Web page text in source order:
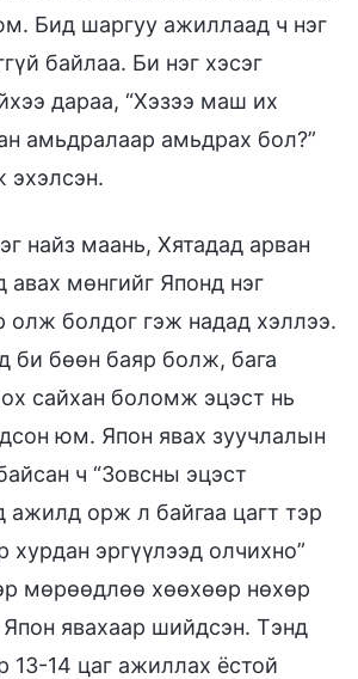
Бид шаргуу ажиллаад ч нэг
байлаа. Би нэг хэсэг
дараа, “Хэзээ маш их
амьдралаар амьдрах бол?”
эхэлсэн.
найз маань, Хятадад арван
мөнгийг Японд нэг
олж болдог гэж надад хэллээ.
би бөөн баяр болж, бага
сайхан боломж эцэст нь
юм. Япон явах зуучлалын
ч “Зовсны эцэст
ажилд орж л байгаа цагт тэр
хурдан эргүүлээд олчихно”
мөрөөдлөө хөөхөөр нөхөр
явахаар шийдсэн. Тэнд
13-14 цаг ажиллах ёстой